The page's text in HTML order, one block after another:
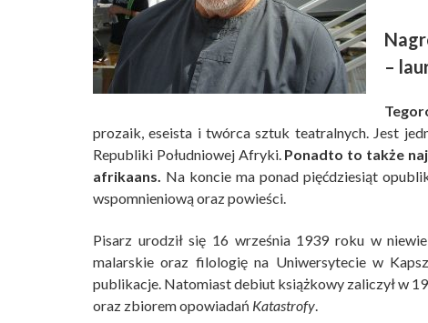
–
prozaik, eseista i twórca sztuk teatralnych. Jest
Republiki Południowej Afryki. Ponadto to także
afrikaans. Na koncie ma ponad pięćdziesiąt
wspomnieniową oraz powieści.
Pisarz urodził się 16 września 1939 roku w
malarskie oraz filologię na Uniwersytecie w
publikacje. Natomiast debiut książkowy zaliczył w
oraz zbiorem opowiadań Katastrofy.